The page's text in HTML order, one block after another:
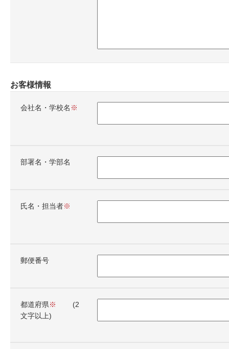
お客様情報
会社名・学校名
部署名・学部名
氏名・担当者
郵便番号
都道府県 (2
文字以上)